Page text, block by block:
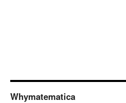
Whymatematica